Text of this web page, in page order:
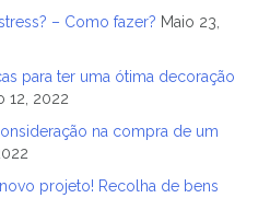
– Como fazer? Maio 23,
para ter uma ótima decoração
12, 2022
na compra de um
projeto! Recolha de bens